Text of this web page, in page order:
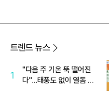
트렌드 뉴스
1
"다음 주 기온 뚝 떨어진
다"…태풍도 없이 열돔 박